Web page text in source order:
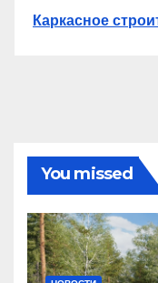
Каркасное
You missed